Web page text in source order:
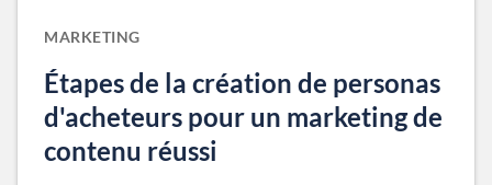
MARKETING
Étapes de la création de personas
d'acheteurs pour un marketing de
contenu réussi